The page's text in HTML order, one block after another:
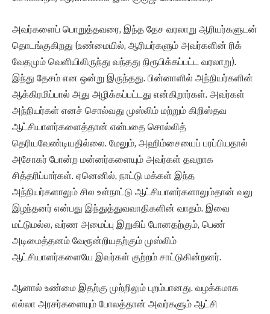
அவர்களைப் பொறுத்தவரை, இந்த தேச வரலாறு ஆரியர்களுடன்
தொடங்குகிறது (உண்மையில், ஆரியர்களும் அவர்களின் ரிக்
வேதமும் வெளியிலிருந்து வந்தது நிரூபிக்கப்பட்ட வரலாறு).
இந்து தேசம் என ஒன்று இருந்தது. பின்னாளில் அந்நியர்களின்
ஆக்கிரமிப்பால் அது அழிக்கப்பட்டது என்கிறார்கள். அவர்கள்
அந்நியர்கள் எனச் சொல்வது முஸ்லிம் மற்றும் கிறிஸ்தவ
ஆட்சியாளர்களைத்தான் என்பதை சொல்லித்
தெரியவேண்டியதில்லை. மேலும், அஹிம்சையைப் பரப்பியதால்
அசோகர் போன்ற மன்னர்களையும் அவர்கள் தவறாக
சித்தரிப்பார்கள். ஏனெனில், நாட்டு மக்கள் இந்த
அந்நியர்களாலும் சில உள்நாட்டு ஆட்சியாளர்களாலும்தான் வலு
இழந்தனர் என்பது இந்துத்துவவாதிகளின் வாதம். இவை
மட்டுமல்ல, வர்ண அமைப்பு இறுகிப் போனதற்கும், பெண்
அடிமைத்தனம் வேரூன்றியதற்கும் முஸ்லிம்
ஆட்சியாளர்களையே இவர்கள் குற்றம் சாட்டுகின்றனர்.
ஆனால் உண்மை இதற்கு முற்றிலும் புறம்பானது. வழக்கமாக
எல்லா அரசர்களையும் போலத்தான் அவர்களும் ஆட்சி